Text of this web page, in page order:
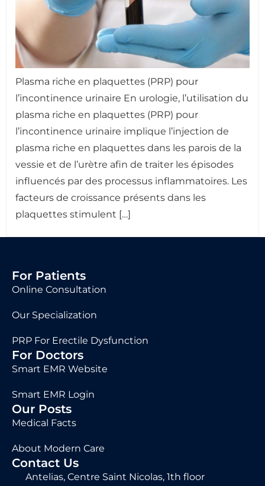
Plasma riche en plaquettes (PRP) pour
l’incontinence urinaire En urologie, l’utilisation du
plasma riche en plaquettes (PRP) pour
l’incontinence urinaire implique l’injection de
plasma riche en plaquettes dans les parois de la
vessie et de l’urètre afin de traiter les épisodes
influencés par des processus inflammatoires. Les
facteurs de croissance présents dans les
plaquettes stimulent […]
For Patients
Online Consultation
Our Specialization
PRP For Erectile Dysfunction
For Doctors
Smart EMR Website
Smart EMR Login
Our Posts
Medical Facts
About Modern Care
Contact Us
Antelias, Centre Saint Nicolas, 1th floor